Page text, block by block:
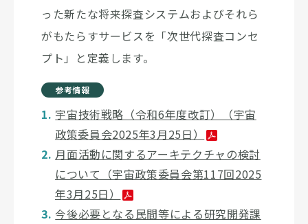
った新たな将来探査システムおよびそれら
がもたらすサービスを「次世代探査コンセ
プト」と定義します。
参考情報
宇宙技術戦略（令和6年度改訂）（宇宙
政策委員会2025年3月25日）
月面活動に関するアーキテクチャの検討
について（宇宙政策委員会第117回2025
年3月25日）
今後必要となる民間等による研究開発課